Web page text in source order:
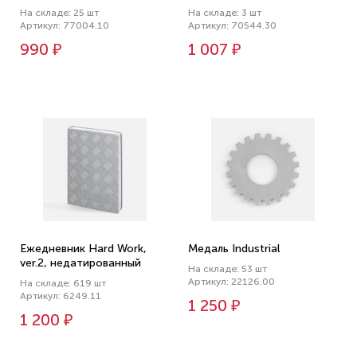
На складе: 25 шт
Артикул: 77004.10
990 ₽
На складе: 3 шт
Артикул: 70544.30
1 007 ₽
Ежедневник Hard Work,
ver.2, недатированный
На складе: 619 шт
Артикул: 6249.11
1 200 ₽
Медаль Industrial
На складе: 53 шт
Артикул: 22126.00
1 250 ₽